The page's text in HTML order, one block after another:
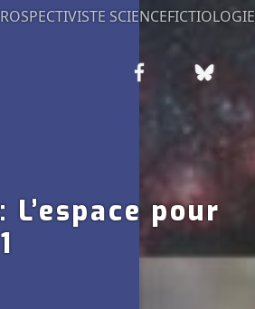
SCIENCEFICTIOLOGIE
pour